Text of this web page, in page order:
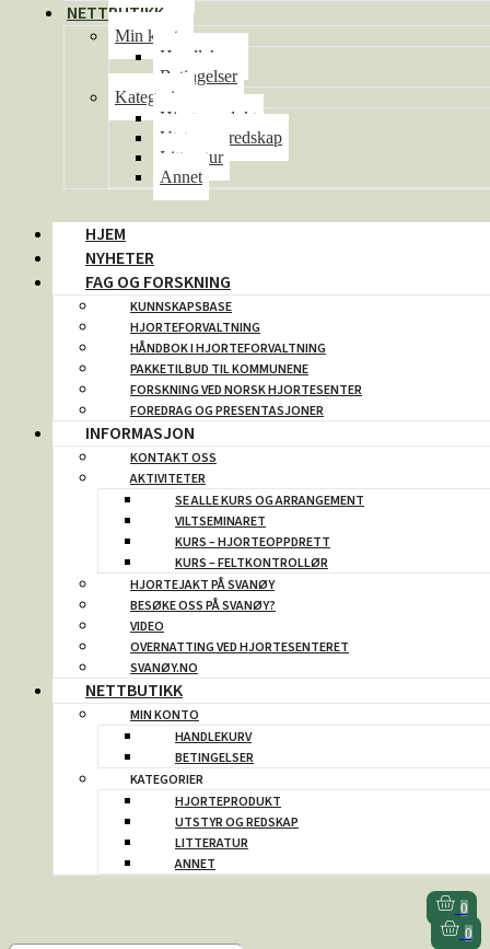
NETTBUTIKK
Min konto
Handlekurv
Betingelser
Kategorier
Hjorteprodukt
Utstyr og redskap
Litteratur
Annet
HJEM
NYHETER
FAG OG FORSKNING
KUNNSKAPSBASE
HJORTEFORVALTNING
HÅNDBOK I HJORTEFORVALTNING
PAKKETILBUD TIL KOMMUNENE
FORSKNING VED NORSK HJORTESENTER
FOREDRAG OG PRESENTASJONER
INFORMASJON
KONTAKT OSS
AKTIVITETER
SE ALLE KURS OG ARRANGEMENT
VILTSEMINARET
KURS – HJORTEOPPDRETT
KURS – FELTKONTROLLØR
HJORTEJAKT PÅ SVANØY
BESØKE OSS PÅ SVANØY?
VIDEO
OVERNATTING VED HJORTESENTERET
SVANØY.NO
NETTBUTIKK
MIN KONTO
HANDLEKURV
BETINGELSER
KATEGORIER
HJORTEPRODUKT
UTSTYR OG REDSKAP
LITTERATUR
ANNET
0
0